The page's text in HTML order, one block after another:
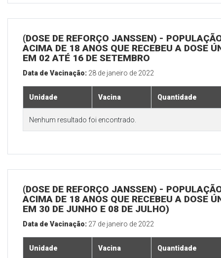
(DOSE DE REFORÇO JANSSEN) -
ACIMA DE 18 ANOS QUE RECEBEU A DOSE
EM 02 ATÉ 16 DE SETEMBRO
Data de Vacinação: 28 de janeiro de 2022
Unidade Vacina Quantidade
Nenhum resultado foi encontrado.
(DOSE DE REFORÇO JANSSEN) -
ACIMA DE 18 ANOS QUE RECEBEU A DOSE
EM 30 DE JUNHO E 08 DE JULHO)
Data de Vacinação: 27 de janeiro de 2022
Unidade Vacina Quantidade